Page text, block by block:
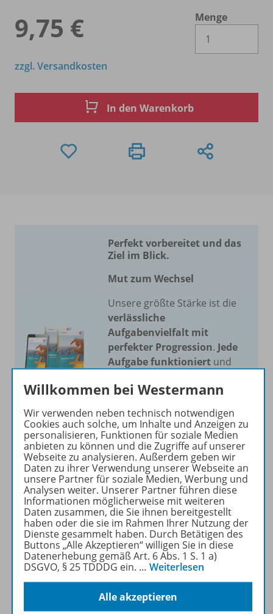
9,75 €
Menge
zzgl. Versandkosten
In den Warenkorb
Perfekt vorbereitet und das
Ziel im Blick.
Mut zum Wechsel
Unsere größte Stärke ist die
verlässliche
Aufgabenvielfalt mit
perfekter Progression. Jede
Aufgabe funktioniert und
Probleme. Wir bieten die
meisten Aufgaben für alle
Niveaustufen .
Mehr erfahren
Produktinformationen
Beschreibung
Willkommen bei Westermann
Wir verwenden neben technisch notwendigen
Cookies auch solche, um Inhalte und Anzeigen zu
personalisieren, Funktionen für soziale Medien
anbieten zu können und die Zugriffe auf unserer
Webseite zu analysieren. Außerdem geben wir
Daten zu ihrer Verwendung unserer Webseite an
unsere Partner für soziale Medien, Werbung und
Analysen weiter. Unserer Partner führen diese
Informationen möglicherweise mit weiteren
Daten zusammen, die Sie ihnen bereitgestellt
haben oder die sie im Rahmen Ihrer Nutzung der
Dienste gesammelt haben. Durch Betätigen des
Buttons „Alle Akzeptieren“ willigen Sie in diese
Datenerhebung gemäß Art. 6 Abs. 1 S. 1 a)
DSGVO, § 25 TDDDG ein. … Weiterlesen
Alle akzeptieren